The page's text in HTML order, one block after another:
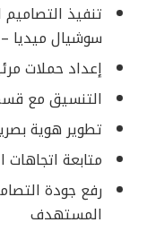
تنفيذ التصاميم
سوشيال ميديا
إعداد حملات
التنسيق مع
تطوير هوية
متابعة
رفع جودة
المستهدف